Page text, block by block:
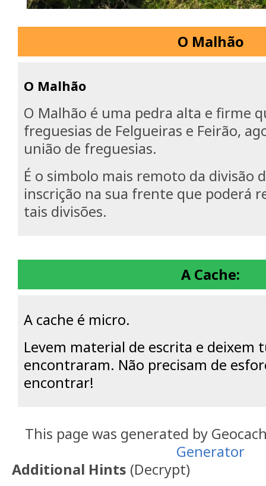
O Malhão
O Malhão
O Malhão é uma pedra alta e firme
freguesias de Felgueiras e Feirão,
união de freguesias.
É o simbolo mais remoto da divisão
inscrição na sua frente que poderá
tais divisões.
A Cache:
A cache é micro.
Levem material de escrita e deixem
encontraram. Não precisam de
encontrar!
This page was generated by
Generator
Additional Hints (Decrypt)